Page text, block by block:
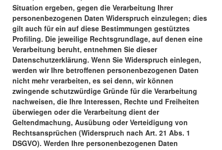
Situation ergeben, gegen die Verarbeitung Ihrer
personenbezogenen Daten Widerspruch einzulegen; dies
gilt auch für ein auf diese Bestimmungen gestütztes
Profiling. Die jeweilige Rechtsgrundlage, auf denen eine
Verarbeitung beruht, entnehmen Sie dieser
Datenschutzerklärung. Wenn Sie Widerspruch einlegen,
werden wir Ihre betroffenen personenbezogenen Daten
nicht mehr verarbeiten, es sei denn, wir können
zwingende schutzwürdige Gründe für die Verarbeitung
nachweisen, die Ihre Interessen, Rechte und Freiheiten
überwiegen oder die Verarbeitung dient der
Geltendmachung, Ausübung oder Verteidigung von
Rechtsansprüchen (Widerspruch nach Art. 21 Abs. 1
DSGVO). Werden Ihre personenbezogenen Daten